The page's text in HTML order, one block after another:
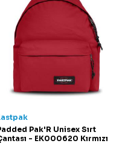
Pak'R Unisex Sırt
- EK000620 Kırmızı